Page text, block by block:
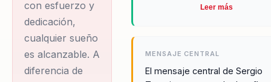
motivacionales han
resonado en toda
Latinoamérica, donde
comparte su historia
personal y su
con esfuerzo y
dedicación,
cualquier sueño
es alcanzable. A
diferencia de
Leer más
MENSAJE CENTRAL
El mensaje central de Sergio